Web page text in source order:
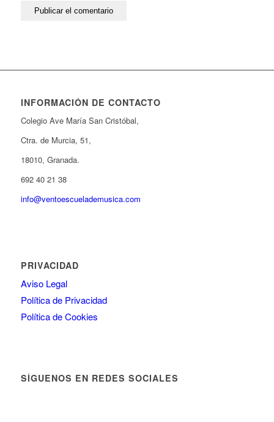
INFORMACIÓN DE CONTACTO
Colegio Ave María San Cristóbal,
Ctra. de Murcia, 51,
18010, Granada.
692 40 21 38
info@ventoescuelademusica.com
PRIVACIDAD
Aviso Legal
Política de Privacidad
Política de Cookies
SÍGUENOS EN REDES SOCIALES